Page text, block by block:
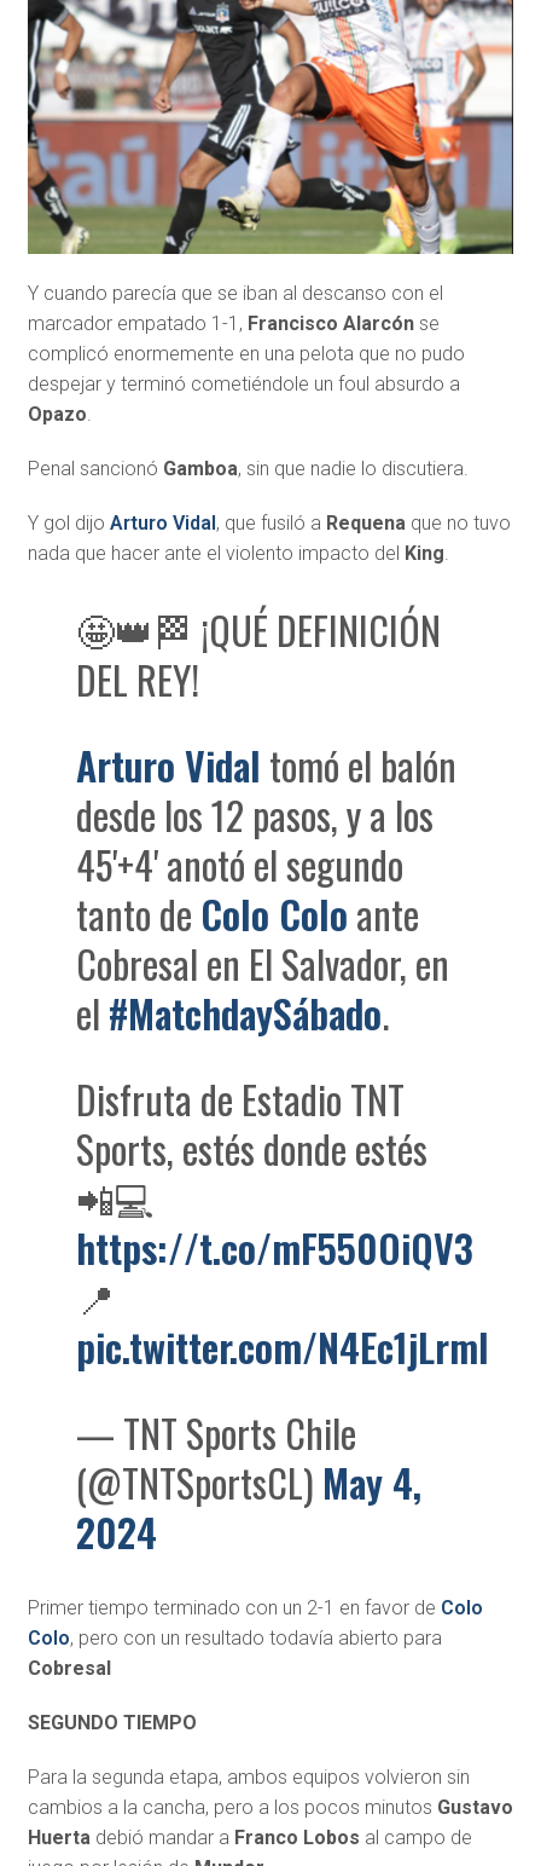
Y cuando parecía que se iban al descanso con el
marcador empatado 1-1, Francisco Alarcónse
complicó enormemente en una pelota que no pudo
despejar y terminó cometiéndole un foul absurdo a
Opazo
Penal sancionó Gamboa, sin que nadie lo discutiera.
Y gol dijo Arturo Vidal, que fusiló a Requena que no tuvo
nada que hacer ante el violento impacto del King
🤩👑🏁 ¡QUÉ DEFINICIÓN
DEL REY!
Arturo Vidal tomó el balón
desde los 12 pasos, y a los
45'+4' anotó el segundo
tanto de Colo Coloante
Cobresal en El Salvador, en
el#MatchdaySábado.
Disfruta de Estadio TNT
Sports, estés donde estés
📲💻
https://t.co/mF550OiQV3
📍
pic.twitter.com/N4Ec1jLrml
— TNT Sports Chile
(@TNTSportsCL) May 4,
2024
Primer tiempo terminado con un 2-1 en favor de Colo
Colo, pero con un resultado todavía abierto para
Cobresal
SEGUNDO TIEMPO
Para la segunda etapa, ambos equipos volvieron sin
cambios a la cancha, pero a los pocos minutos Gustavo
Huerta debió mandar a Franco Lobos al campo de